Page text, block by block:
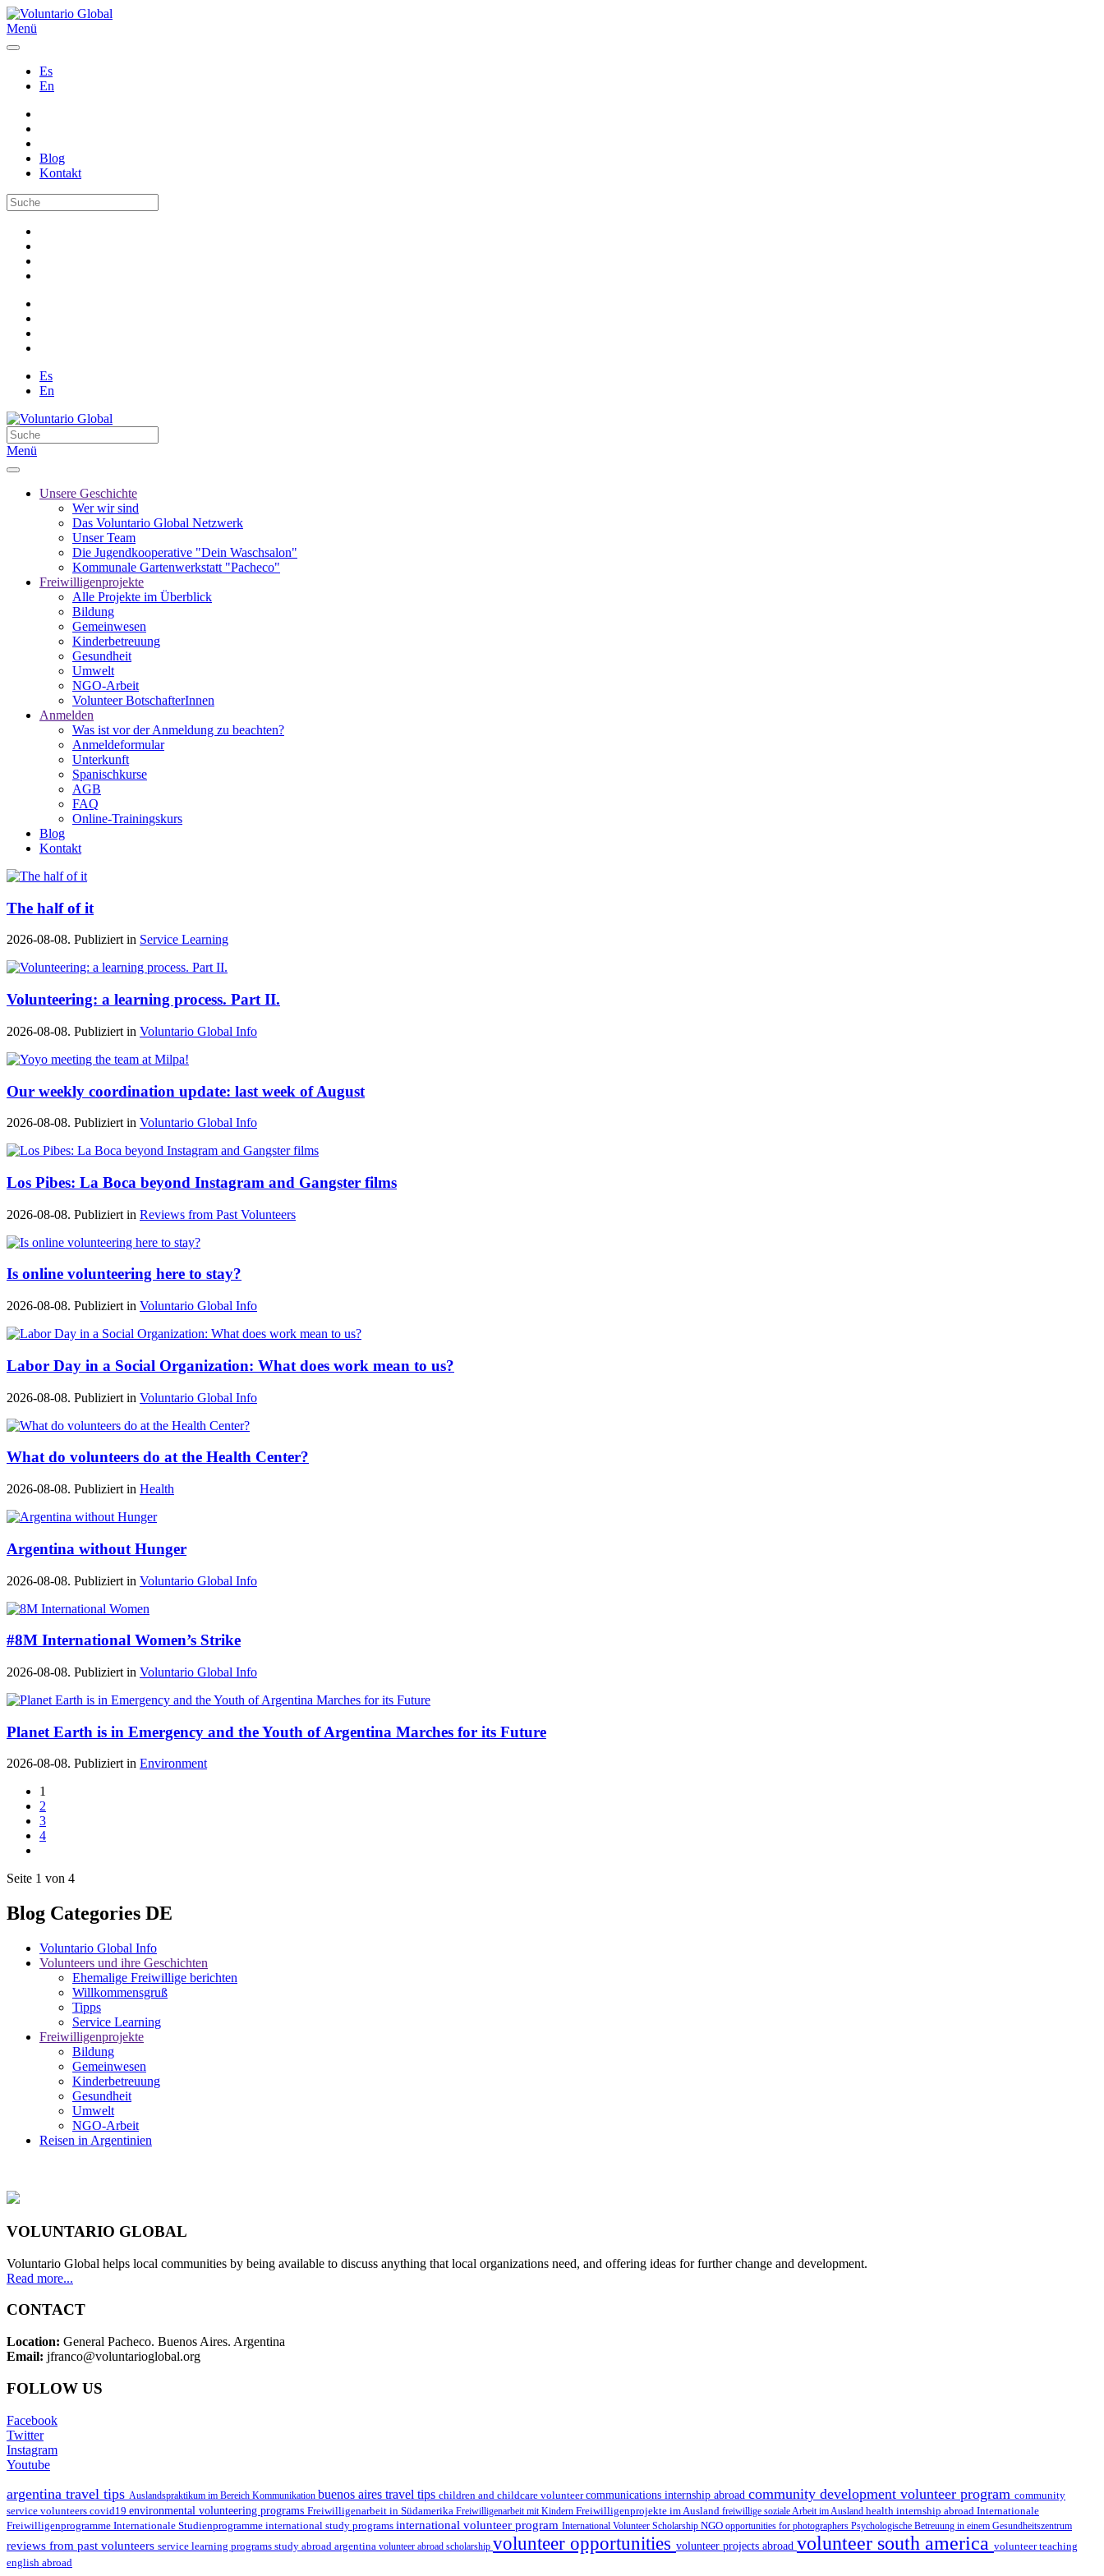
Menü
Es
En
Blog
Kontakt
Es
En
Menü
Unsere Geschichte
Wer wir sind
Das Voluntario Global Netzwerk
Unser Team
Die Jugendkooperative "Dein Waschsalon"
Kommunale Gartenwerkstatt "Pacheco"
Freiwilligenprojekte
Alle Projekte im Überblick
Bildung
Gemeinwesen
Kinderbetreuung
Gesundheit
Umwelt
NGO-Arbeit
Volunteer BotschafterInnen
Anmelden
Was ist vor der Anmeldung zu beachten?
Anmeldeformular
Unterkunft
Spanischkurse
AGB
FAQ
Online-Trainingskurs
Blog
Kontakt
The half of it
2026-08-08. Publiziert in Service Learning
Volunteering: a learning process. Part II.
2026-08-08. Publiziert in Voluntario Global Info
Our weekly coordination update: last week of August
2026-08-08. Publiziert in Voluntario Global Info
Los Pibes: La Boca beyond Instagram and Gangster films
2026-08-08. Publiziert in Reviews from Past Volunteers
Is online volunteering here to stay?
2026-08-08. Publiziert in Voluntario Global Info
Labor Day in a Social Organization: What does work mean to us?
2026-08-08. Publiziert in Voluntario Global Info
What do volunteers do at the Health Center?
2026-08-08. Publiziert in Health
Argentina without Hunger
2026-08-08. Publiziert in Voluntario Global Info
#8M International Women’s Strike
2026-08-08. Publiziert in Voluntario Global Info
Planet Earth is in Emergency and the Youth of Argentina Marches for its Future
2026-08-08. Publiziert in Environment
1
2
3
4
Seite 1 von 4
Blog Categories DE
Voluntario Global Info
Volunteers und ihre Geschichten
Ehemalige Freiwillige berichten
Willkommensgruß
Tipps
Service Learning
Freiwilligenprojekte
Bildung
Gemeinwesen
Kinderbetreuung
Gesundheit
Umwelt
NGO-Arbeit
Reisen in Argentinien
VOLUNTARIO GLOBAL
Voluntario Global helps local communities by being available to discuss anything that local organizations need, and offering ideas for further change and development.
Read more...
CONTACT
Location: General Pacheco. Buenos Aires. Argentina
Email: jfranco@voluntarioglobal.org
FOLLOW US
Facebook
Twitter
Instagram
Youtube
argentina travel tips Auslandspraktikum im Bereich Kommunikation buenos aires travel tips children and childcare volunteercommunications internship abroad community development volunteer program community
service volunteers covid19 environmental volunteering programs Freiwilligenarbeit in Südamerika Freiwilligenarbeit mit Kindern Freiwilligenprojekte im Ausland freiwillige soziale Arbeit im Ausland health internship abroad Internationale
Freiwilligenprogramme Internationale Studienprogramme international study programs international volunteer program International Volunteer Scholarship NGO opportunities for photographers Psychologische Betreuung in einem Gesundheitszentrum
reviews from past volunteers service learning programs study abroad argentina volunteer abroad scholarship volunteer opportunities volunteer projects abroad volunteer south america volunteer teaching
english abroad